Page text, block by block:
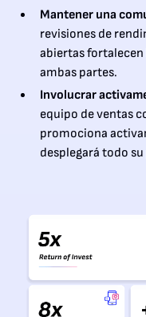
Mantener una
revisiones de
abiertas fortalecen
ambas partes.
Involucrar
equipo de ventas
promociona
desplegará todo